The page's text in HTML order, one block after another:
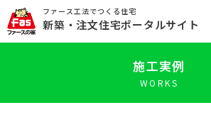
ファース工法でつくる住宅
新築 ・注文住宅ポータルサイト
施工実例
WORKS